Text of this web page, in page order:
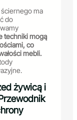
ma
do
techniki mogą
co
mebli.
żywicą i